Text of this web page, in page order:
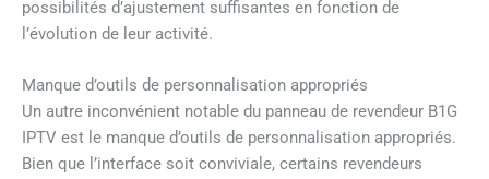
possibilités d’ajustement suffisantes en fonction de
l’évolution de leur activité.
Manque d’outils de personnalisation appropriés
Un autre inconvénient notable du panneau de revendeur B1G
IPTV est le manque d’outils de personnalisation appropriés.
Bien que l’interface soit conviviale, certains revendeurs